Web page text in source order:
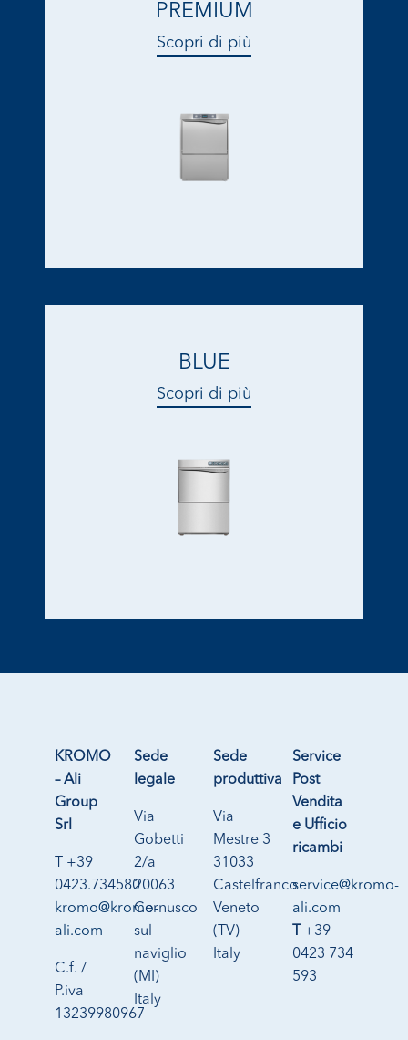
PREMIUM
Scopri di più
BLUE
Scopri di più
KROMO
– Ali
Group
Srl
T +39
0423.734580
kromo@kromo-
ali.com
C.f. /
P.iva
13239980967
Sede
legale
Via
Gobetti
2/a
20063
Cernusco
sul
naviglio
(MI)
Italy
Sede
produttiva
Via
Mestre 3
31033
Castelfranco
Veneto
(TV)
Italy
Service
Post
Vendita
e Ufficio
ricambi
service@kromo-
ali.com
T +39
0423 734
593